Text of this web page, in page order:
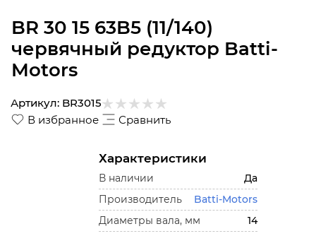
BR 30 15 63B5 (11/140)
червячный редуктор Batti-
Motors
В избранное Сравнить
Артикул: BR3015
Характеристики
В наличии
Да
Производитель
Batti-Motors
Диаметры вала, мм
14